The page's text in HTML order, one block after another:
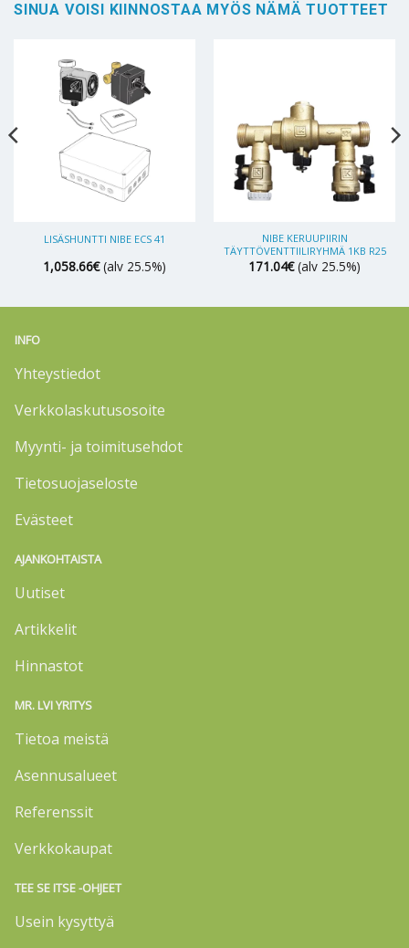
SINUA VOISI KIINNOSTAA MYÖS NÄMÄ TUOTTEET
LISÄSHUNTTI NIBE ECS 41
1,058.66€ (alv 25.5%)
NIBE KERUUPIIRIN
TÄYTTÖVENTTIILIRYHMÄ 1KB R25
171.04€ (alv 25.5%)
INFO
Yhteystiedot
Verkkolaskutusosoite
Myynti- ja toimitusehdot
Tietosuojaseloste
Evästeet
AJANKOHTAISTA
Uutiset
Artikkelit
Hinnastot
MR. LVI YRITYS
Tietoa meistä
Asennusalueet
Referenssit
Verkkokaupat
TEE SE ITSE -OHJEET
Usein kysyttyä